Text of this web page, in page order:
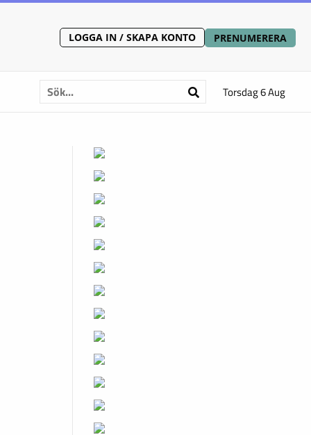
LOGGA IN / SKAPA KONTO PRENUMERERA
Torsdag 6 Aug